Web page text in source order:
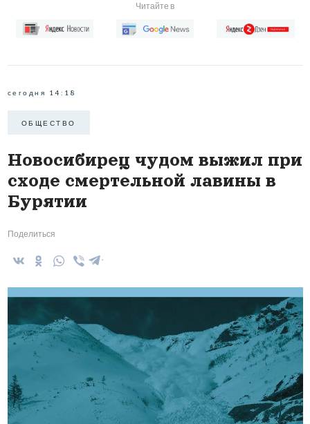
Читайте в
сегодня 14:18
ОБЩЕСТВО
Новосибирец чудом выжил при
сходе смертельной лавины в
Бурятии
Поделиться